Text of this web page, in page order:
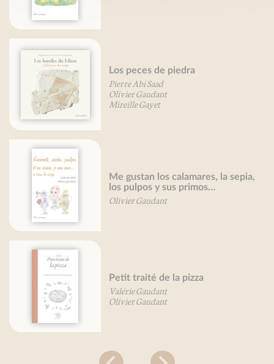
Los peces de piedra
Pierre Abi Saad
Olivier Gaudant
Mireille Gayet
Me gustan los calamares, la sepia,
los pulpos y sus primos…
Olivier Gaudant
Petit traité de la pizza
Valérie Gaudant
Olivier Gaudant